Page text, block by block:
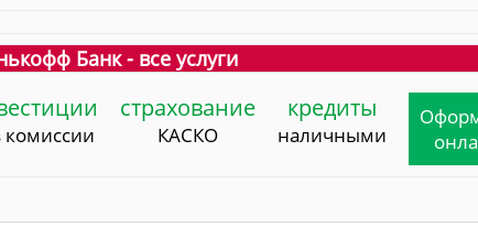
Банк - все услуги
комиссии
страхование
КАСКО
кредиты
наличными